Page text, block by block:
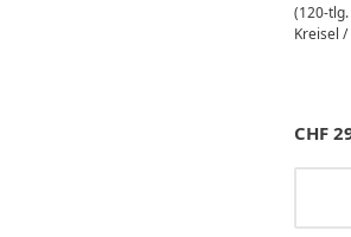
(120-
Kreisel
CHF